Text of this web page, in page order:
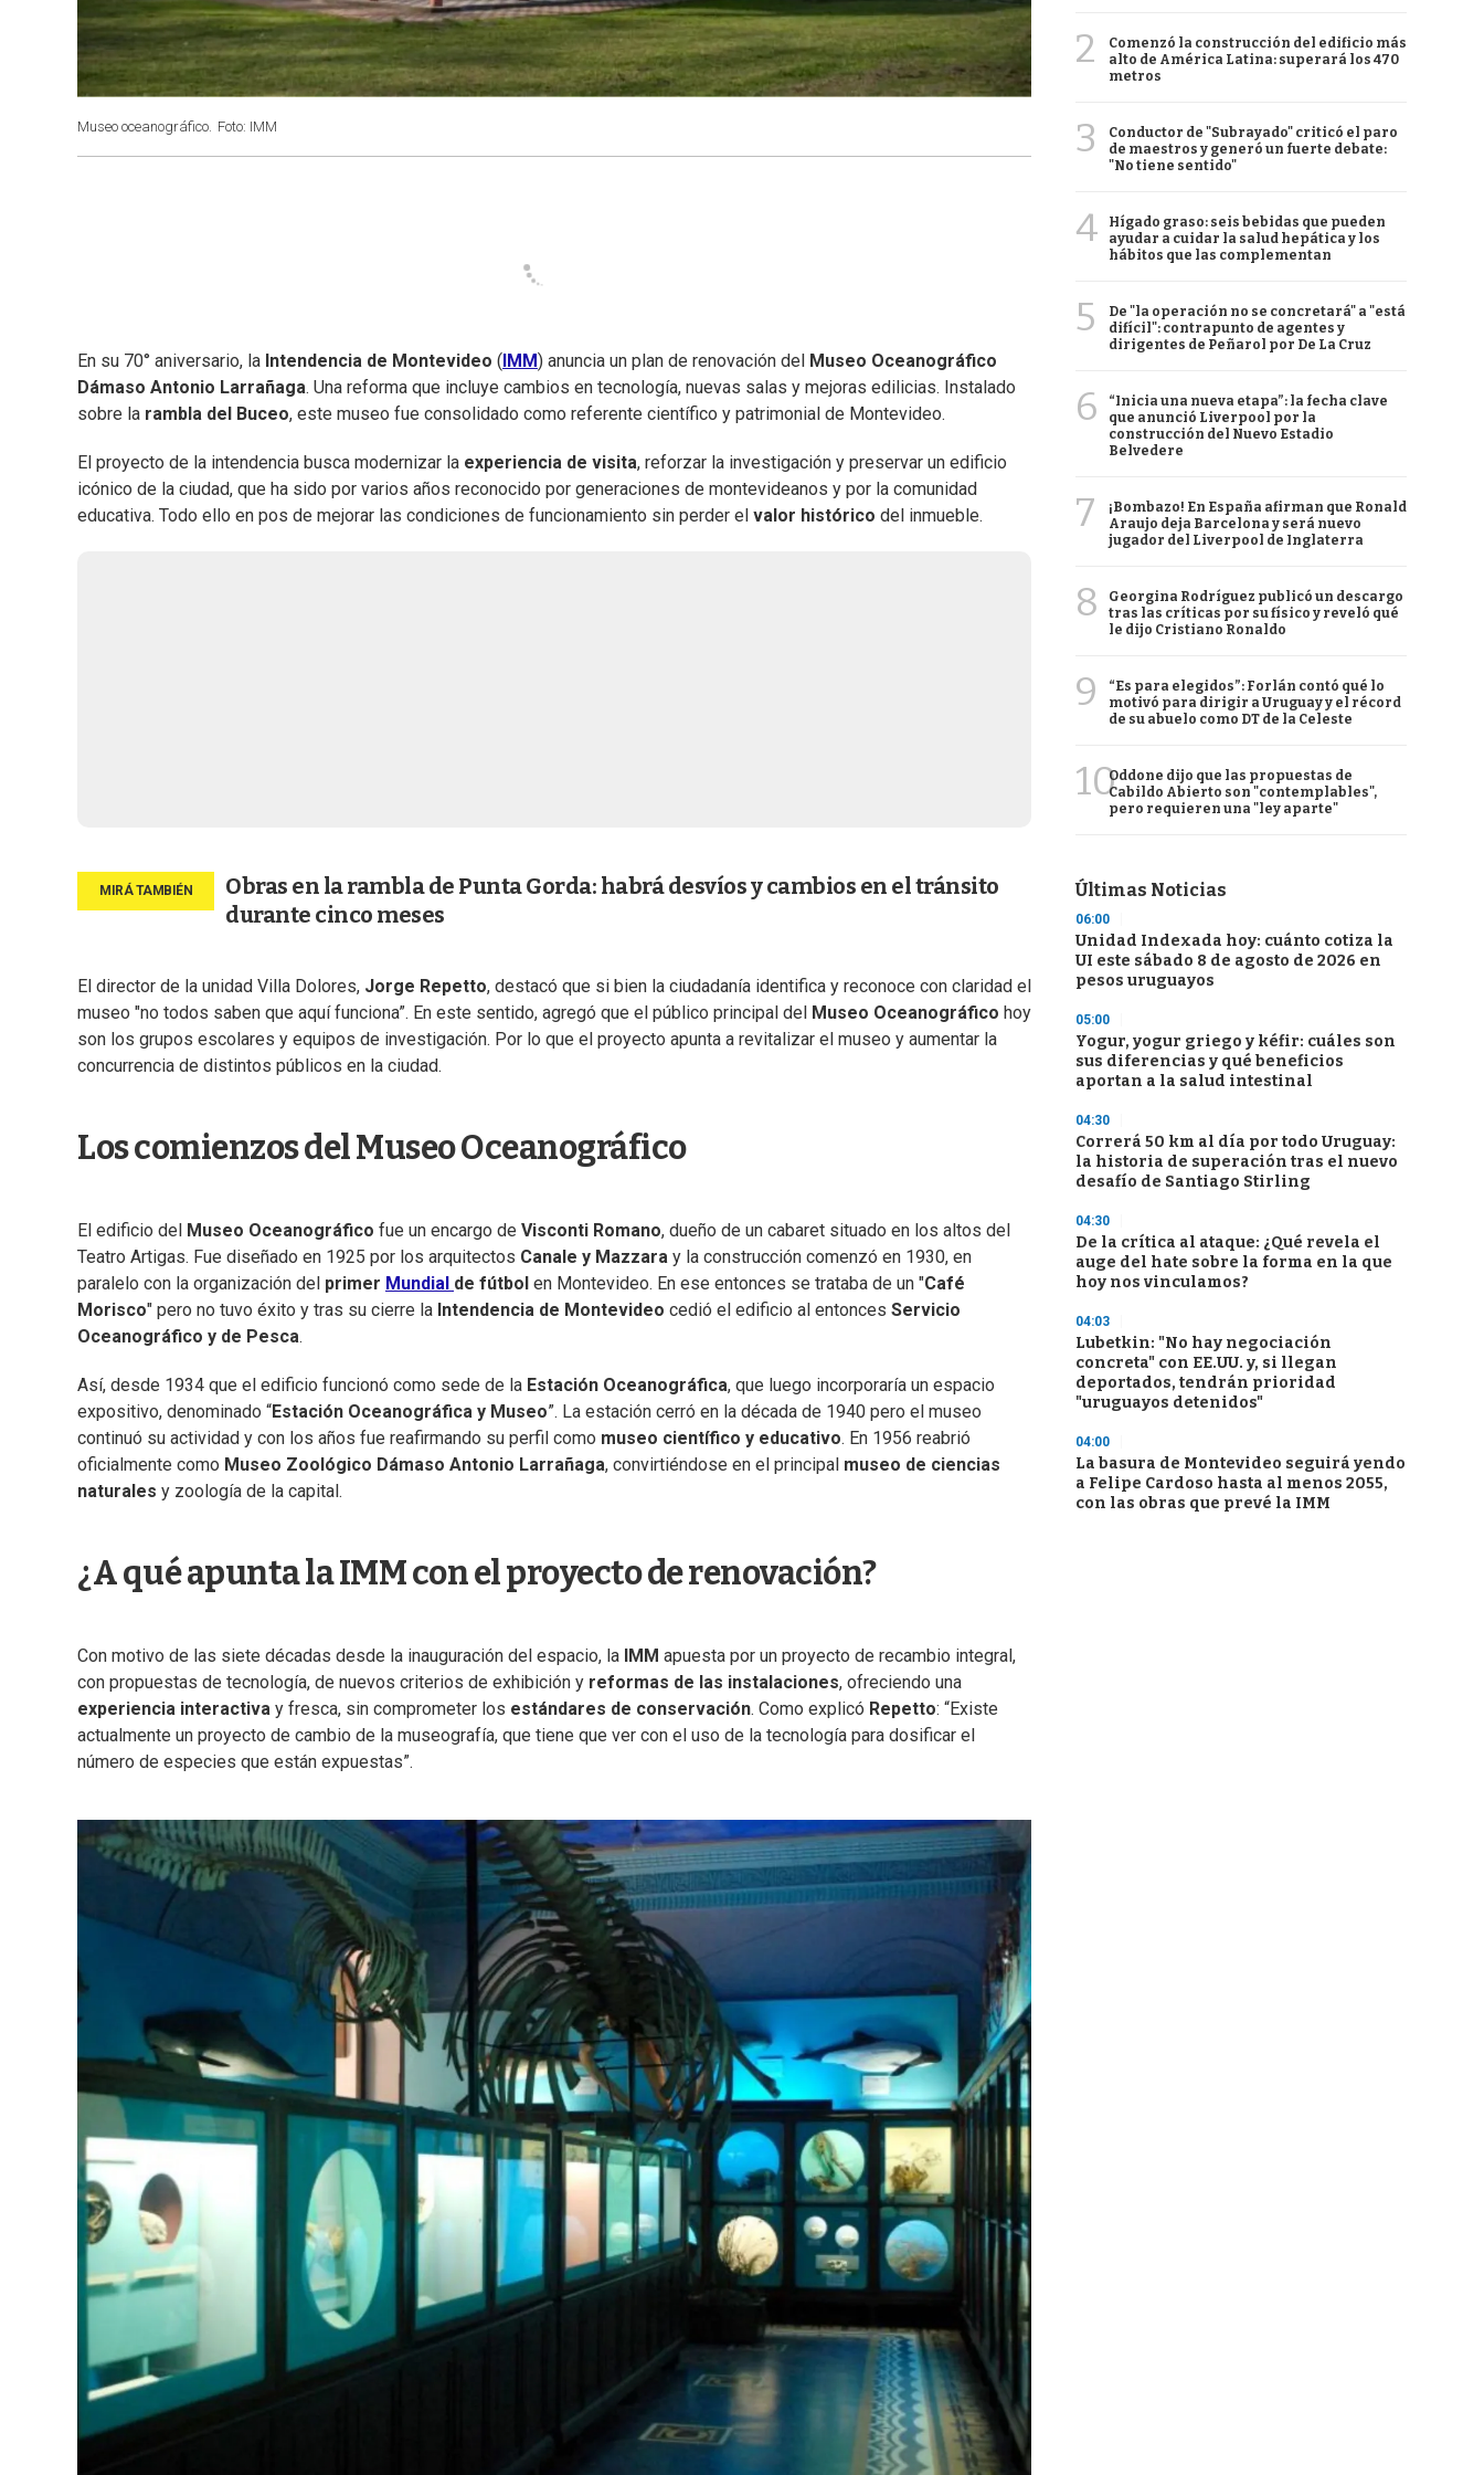
Museo oceanográfico. Foto: IMM
En su 70° aniversario, la Intendencia de Montevideo ( IMM) anuncia un plan de renovación del
Museo Oceanográfico
Dámaso Antonio Larrañaga. Una reforma que incluye cambios en tecnología, nuevas salas y mejoras edilicias. Instalado
sobre la rambla del Buceo, este museo fue consolidado como referente científico y patrimonial de Montevideo.
El proyecto de la intendencia busca modernizar la experiencia de visita, reforzar la investigación y preservar un edificio
icónico de la ciudad, que ha sido por varios años reconocido por generaciones de montevideanos y por la comunidad
educativa. Todo ello en pos de mejorar las condiciones de funcionamiento sin perder el valor histórico del inmueble.
Obras en la rambla de Punta Gorda: habrá desvíos y cambios en el tránsito
durante cinco meses
El director de la unidad Villa Dolores, Jorge Repetto, destacó que si bien la ciudadanía identifica y reconoce con claridad el
museo "no todos saben que aquí funciona”. En este sentido, agregó que el público principal del
Museo Oceanográfico hoy
son los grupos escolares y equipos de investigación. Por lo que el proyecto apunta a revitalizar el museo y aumentar la
concurrencia de distintos públicos en la ciudad.
Los comienzos del Museo Oceanográfico
El edificio del Museo Oceanográfico fue un encargo de Visconti Romano, dueño de un cabaret situado en los altos del
Teatro Artigas. Fue diseñado en 1925 por los arquitectos Canale y Mazzara y la construcción comenzó en 1930, en
paralelo con la organización del primer Mundial de fútbol en Montevideo. En ese entonces se trataba de un "Café
Morisco" pero no tuvo éxito y tras su cierre la Intendencia de Montevideo cedió el edificio al entonces Servicio
Oceanográfico y de Pesca.
Así, desde 1934 que el edificio funcionó como sede de la Estación Oceanográfica, que luego incorporaría un espacio
expositivo, denominado “Estación Oceanográfica y Museo”. La estación cerró en la década de 1940 pero el museo
continuó su actividad y con los años fue reafirmando su perfil como museo científico y educativo. En 1956 reabrió
oficialmente como Museo Zoológico Dámaso Antonio Larrañaga, convirtiéndose en el principal museo de ciencias
naturales y zoología de la capital.
¿A qué apunta la IMM con el proyecto de renovación?
Con motivo de las siete décadas desde la inauguración del espacio, la IMM apuesta por un proyecto de recambio integral,
con propuestas de tecnología, de nuevos criterios de exhibición y reformas de las instalaciones, ofreciendo una
experiencia interactiva y fresca, sin comprometer los estándares de conservación. Como explicó Repetto: “Existe
actualmente un proyecto de cambio de la museografía, que tiene que ver con el uso de la tecnología para dosificar el
número de especies que están expuestas”.
2
Comenzó la construcción del edificio más
alto de América Latina: superará los 470
metros
3
Conductor de "Subrayado" criticó el paro
de maestros y generó un fuerte debate:
"No tiene sentido"
4
Hígado graso: seis bebidas que pueden
ayudar a cuidar la salud hepática y los
hábitos que las complementan
5
De "la operación no se concretará" a "está
difícil": contrapunto de agentes y
dirigentes de Peñarol por De La Cruz
6
“Inicia una nueva etapa”: la fecha clave
que anunció Liverpool por la
construcción del Nuevo Estadio
Belvedere
7
¡Bombazo! En España afirman que Ronald
Araujo deja Barcelona y será nuevo
jugador del Liverpool de Inglaterra
8
Georgina Rodríguez publicó un descargo
tras las críticas por su físico y reveló qué
le dijo Cristiano Ronaldo
9
“Es para elegidos”: Forlán contó qué lo
motivó para dirigir a Uruguay y el récord
de su abuelo como DT de la Celeste
10Oddone dijo que las propuestas de
Cabildo Abierto son "contemplables",
pero requieren una "ley aparte"
Últimas Noticias
06:00
Unidad Indexada hoy: cuánto cotiza la
UI este sábado 8 de agosto de 2026 en
pesos uruguayos
05:00
Yogur, yogur griego y kéfir: cuáles son
sus diferencias y qué beneficios
aportan a la salud intestinal
04:30
Correrá 50 km al día por todo Uruguay:
la historia de superación tras el nuevo
desafío de Santiago Stirling
04:30
De la crítica al ataque: ¿Qué revela el
auge del hate sobre la forma en la que
hoy nos vinculamos?
04:03
Lubetkin: "No hay negociación
concreta" con EE.UU. y, si llegan
deportados, tendrán prioridad
"uruguayos detenidos"
04:00
La basura de Montevideo seguirá yendo
a Felipe Cardoso hasta al menos 2055,
con las obras que prevé la IMM